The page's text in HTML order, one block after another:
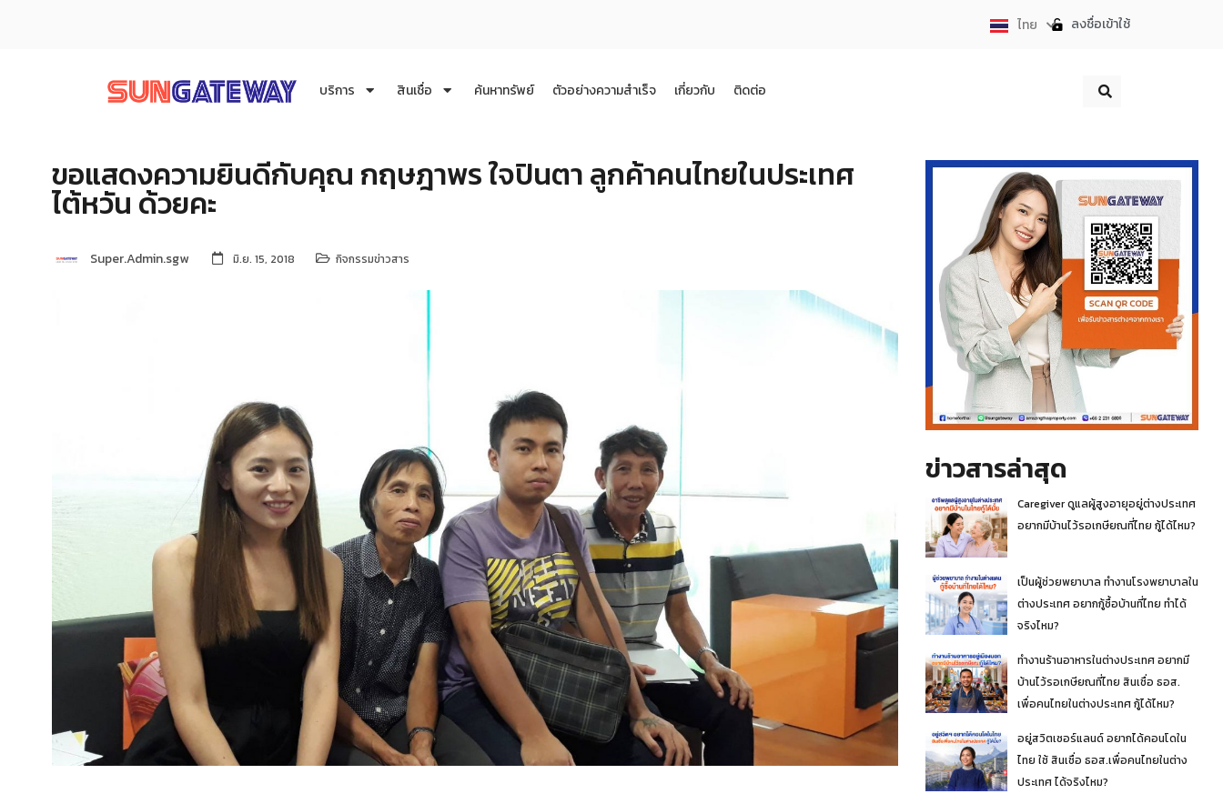
ไทย
English ลงชื่อเข้าใช้
บริการ สินเชื่อ ค้นหาทรัพย์ ตัวอย่างความสำเร็จ เกี่ยวกับ ติดต่อ
ขอแสดงความยินดีกับคุณ กฤษฎาพร ใจปินตา ลูกค้าคนไทยในประเทศ
ไต้หวัน ด้วยคะ
Super.Admin.sgw มิ.ย. 15, 2018 กิจกรรมข่าวสาร
ข่าวสารล่าสุด
Caregiver ดูแลผู้สูงอายุอยู่ต่างประเทศ
อยากมีบ้านไว้รอเกษียณที่ไทย กู้ได้ไหม?
เป็นผู้ช่วยพยาบาล ทำงานโรงพยาบาลใน
ต่างประเทศ อยากกู้ซื้อบ้านที่ไทย ทำได้
จริงไหม?
ทำงานร้านอาหารในต่างประเทศ อยากมี
บ้านไว้รอเกษียณที่ไทย สินเชื่อ ธอส.
เพื่อคนไทยในต่างประเทศ กู้ได้ไหม?
อยู่สวิตเซอร์แลนด์ อยากได้คอนโดใน
ไทย ใช้ สินเชื่อ ธอส.เพื่อคนไทยในต่าง
ประเทศ ได้จริงไหม?